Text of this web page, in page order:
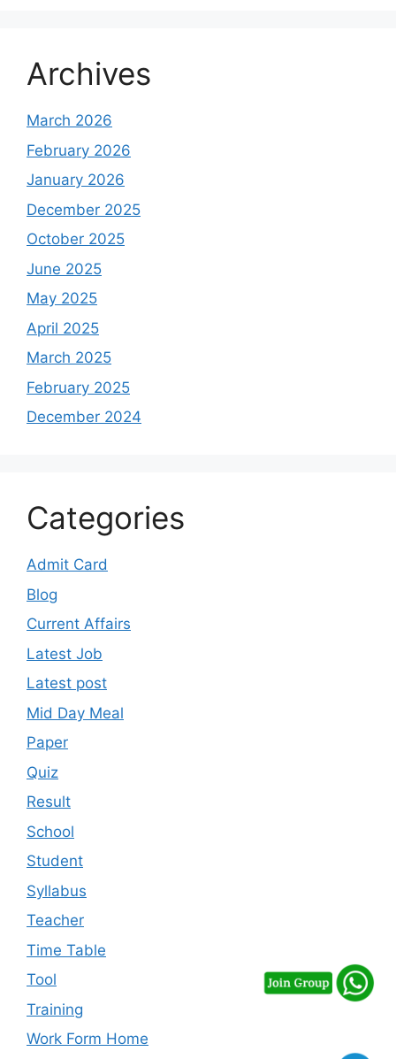
Archives
March 2026
February 2026
January 2026
December 2025
October 2025
June 2025
May 2025
April 2025
March 2025
February 2025
December 2024
Categories
Admit Card
Blog
Current Affairs
Latest Job
Latest post
Mid Day Meal
Paper
Quiz
Result
School
Student
Syllabus
Teacher
Time Table
Tool
Training
Work Form Home